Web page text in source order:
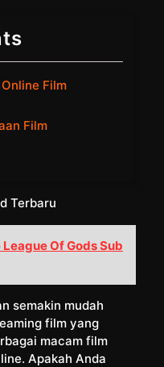
Film
Film
Terbaru
Of Gods Sub
semakin mudah
film yang
macam film
Apakah Anda